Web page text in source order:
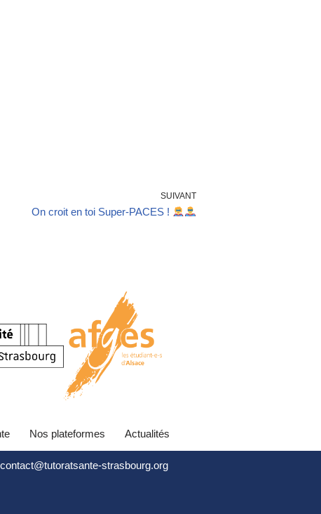
SUIVANT
On croit en toi Super-PACES !
Nos plateformes Actualités
strasbourg.org